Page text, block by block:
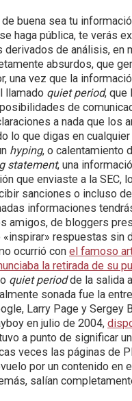
buena sea tu
haga pública, te verás
derivados de análisis, en
absurdos, que
una vez que la
llamado quiet period, que
de
a nada que los
lo que digas en
hyping, o calentamiento
statement, una
que enviaste a la SEC,
sanciones o incluso
informaciones
amigos, de bloggers
respuestas sin
ocurrió con el famoso
la retirada de su
quiet periodde la salida
sonada fue la
Larry Page y Sergey
en julio de 2004,
a punto de significar
veces las páginas de
por un contenido en
salían